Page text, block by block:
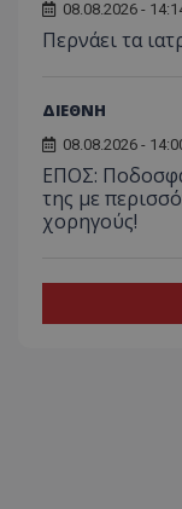
08.08.2026 -
Περνάει τα
ΔΙΕΘΝΗ
08.08.2026 -
ΕΠΟΣ:
της με
χορηγούς!